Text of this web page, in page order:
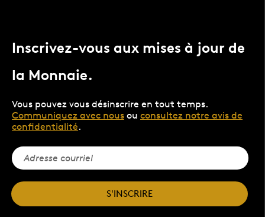
Inscrivez-vous aux mises à jour de
la Monnaie.
Vous pouvez vous désinscrire en tout temps.
Communiquez avec nous ou consultez notre avis de
confidentialité.
S'INSCRIRE